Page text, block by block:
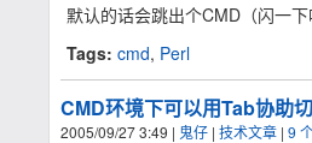
默认的话会跳出个CMD（闪一下
Tags: cmd, Perl
CMD环境下可以用Tab协助
2005/09/27 3:49 | 鬼仔 | 技术文章 | 9